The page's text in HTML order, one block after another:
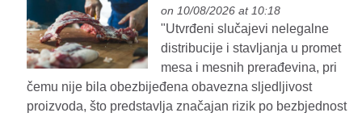
on 10/08/2026 at 10:18
"Utvrđeni slučajevi nelegalne
distribucije i stavljanja u promet
mesa i mesnih prerađevina, pri
čemu nije bila obezbijeđena obavezna sljedljivost
proizvoda, što predstavlja značajan rizik po bezbjednost